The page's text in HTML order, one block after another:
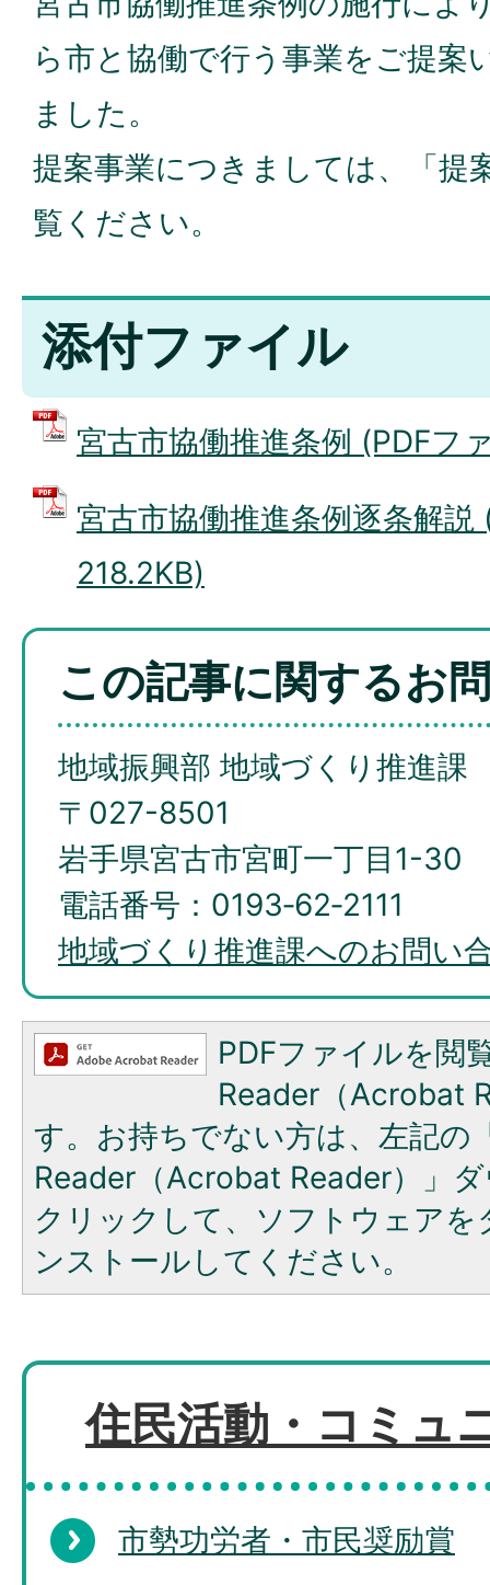
ら市と協働で行う事業をご提案
ました。
提案事業につきましては、「提
覧ください。
添付ファイル
宮古市協働推進条例 (PDFフ
宮古市協働推進条例逐条解説
218.2KB)
この記事に関するお
地域振興部 地域づくり推進課
〒027-8501
岩手県宮古市宮町一丁目1-30
電話番号：0193‐62‐2111
地域づくり推進課へのお問い
PDFファイルを閲
Reader（Acrobat
す。お持ちでない方は、左記の
Reader（Acrobat Reader）」
クリックして、ソフトウェア
ンストールしてください。
住民活動・コミュ
市勢功労者・市民奨励賞